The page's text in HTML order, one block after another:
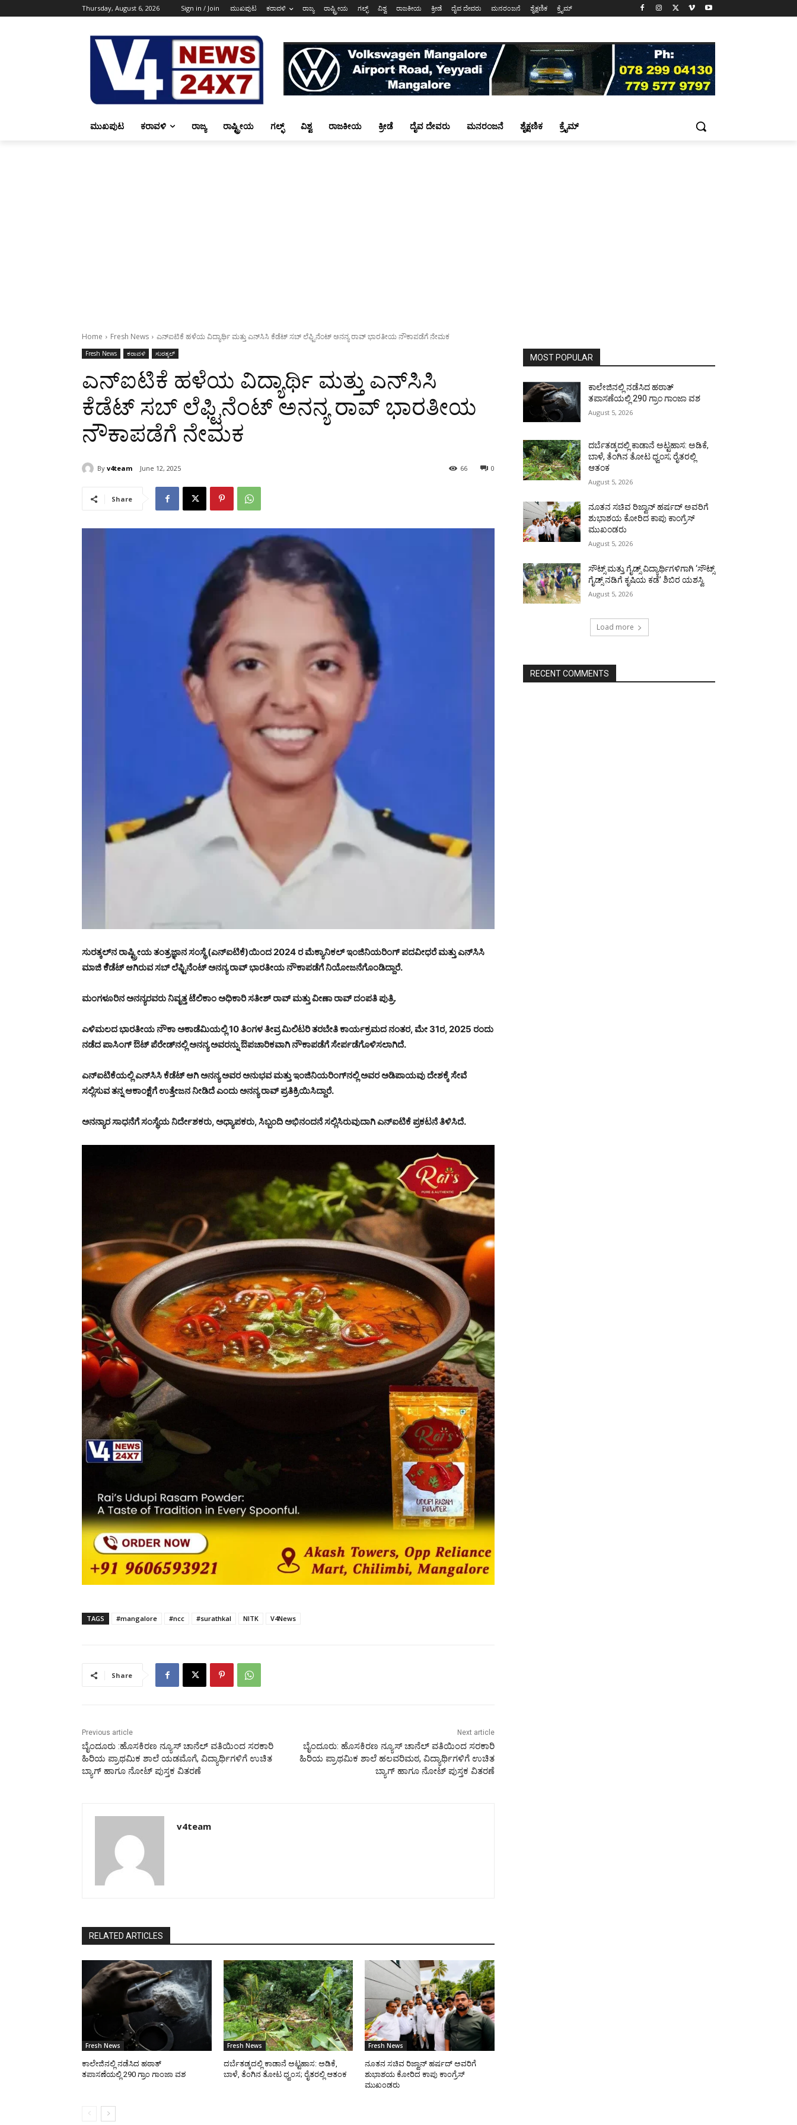
Thursday, August 6, 2026 Sign in / Join ಮುಖಪುಟ ಕರಾವಳಿ ರಾಜ್ಯ ರಾಷ್ಟ್ರೀಯ ಗಲ್ಫ್ ವಿಶ್ವ ರಾಜಕೀಯ ಕ್ರೀಡೆ ದೈವ ದೇವರು ಮನರಂಜನೆ ಶೈಕ್ಷಣಿಕ ಕ್ರೈಮ್
ಮುಖಪುಟ ಕರಾವಳಿ ರಾಜ್ಯ ರಾಷ್ಟ್ರೀಯ ಗಲ್ಫ್ ವಿಶ್ವ ರಾಜಕೀಯ ಕ್ರೀಡೆ ದೈವ ದೇವರು ಮನರಂಜನೆ ಶೈಕ್ಷಣಿಕ ಕ್ರೈಮ್
Home Fresh News ಎನ್‌ಐಟಿಕೆ ಹಳೆಯ ವಿದ್ಯಾರ್ಥಿ ಮತ್ತು ಎನ್‌ಸಿಸಿ ಕೆಡೆಟ್ ಸಬ್ ಲೆಫ್ಟಿನೆಂಟ್ ಅನನ್ಯ ರಾವ್ ಭಾರತೀಯ ನೌಕಾಪಡೆಗೆ ನೇಮಕ
Fresh News ಕರಾವಳಿ ಸುರತ್ಕಲ್
ಎನ್‌ಐಟಿಕೆ ಹಳೆಯ ವಿದ್ಯಾರ್ಥಿ ಮತ್ತು ಎನ್‌ಸಿಸಿ
ಕೆಡೆಟ್ ಸಬ್ ಲೆಫ್ಟಿನೆಂಟ್ ಅನನ್ಯ ರಾವ್ ಭಾರತೀಯ
ನೌಕಾಪಡೆಗೆ ನೇಮಕ
By v4team June 12, 2025 0
66
Share
ಸುರತ್ಕಲ್‌ನ ರಾಷ್ಟ್ರೀಯ ತಂತ್ರಜ್ಞಾನ ಸಂಸ್ಥೆ (ಎನ್‌ಐಟಿಕೆ)ಯಿಂದ 2024 ರ ಮೆಕ್ಯಾನಿಕಲ್ ಇಂಜಿನಿಯರಿಂಗ್ ಪದವೀಧರೆ ಮತ್ತು ಎನ್‌ಸಿಸಿ
ಮಾಜಿ ಕೆೆಡೆಟ್ ಆಗಿರುವ ಸಬ್ ಲೆಫ್ಟಿನೆಂಟ್ ಅನನ್ಯ ರಾವ್ ಭಾರತೀಯ ನೌಕಾಪಡೆಗೆ ನಿಯೋಜನೆಗೊಂಡಿದ್ದಾರೆ.
ಮಂಗಳೂರಿನ ಅನನ್ಯರವರು ನಿವೃತ್ತ ಟೆಲಿಕಾಂ ಅಧಿಕಾರಿ ಸತೀಶ್ ರಾವ್ ಮತ್ತು ವೀಣಾ ರಾವ್ ದಂಪತಿ ಪುತ್ರಿ.
ಎಳಿಮಲದ ಭಾರತೀಯ ನೌಕಾ ಅಕಾಡೆಮಿಯಲ್ಲಿ 10 ತಿಂಗಳ ತೀವ್ರ ಮಿಲಿಟರಿ ತರಬೇತಿ ಕಾರ್ಯಕ್ರಮದ ನಂತರ, ಮೇ 31ರ, 2025 ರಂದು
ನಡೆದ ಪಾಸಿಂಗ್ ಔಟ್ ಪೆರೇಡ್‌ನಲ್ಲಿ ಅನನ್ಯ ಅವರನ್ನು ಔಪಚಾರಿಕವಾಗಿ ನೌಕಾಪಡೆಗೆ ಸೇರ್ಪಡೆಗೊಳಿಸಲಾಗಿದೆ.
ಎನ್‌ಐಟಿಕೆಯಲ್ಲಿ ಎನ್‌ಸಿಸಿ ಕೆಡೆಟ್ ಆಗಿ ಅನನ್ಯ ಅವರ ಅನುಭವ ಮತ್ತು ಇಂಜಿನಿಯರಿಂಗ್‌ನಲ್ಲಿ ಅವರ ಅಡಿಪಾಯವು ದೇಶಕ್ಕೆ ಸೇವೆ
ಸಲ್ಲಿಸುವ ತನ್ನ ಆಕಾಂಕ್ಷೆಗೆ ಉತ್ತೇಜನ ನೀಡಿದೆ ಎಂದು ಅನನ್ಯ ರಾವ್ ಪ್ರತಿಕ್ರಿಯಿಸಿದ್ದಾರೆ.
ಅನನ್ಯಾರ ಸಾಧನೆಗೆ ಸಂಸ್ಥೆಯ ನಿರ್ದೇಶಕರು, ಅಧ್ಯಾಪಕರು, ಸಿಬ್ಬಂದಿ ಅಭಿನಂದನೆ ಸಲ್ಲಿಸಿರುವುದಾಗಿ ಎನ್‌ಐಟಿಕೆ ಪ್ರಕಟನೆ ತಿಳಿಸಿದೆ.
TAGS #mangalore #ncc #surathkal NITK V4News
Share
Previous article
ಬೈಂದೂರು :ಹೊಸಕಿರಣ ನ್ಯೂಸ್ ಚಾನೆಲ್ ವತಿಯಿಂದ ಸರಕಾರಿ
ಹಿರಿಯ ಪ್ರಾಥಮಿಕ ಶಾಲೆ ಯಡಮೊಗೆ, ವಿದ್ಯಾರ್ಥಿಗಳಿಗೆ ಉಚಿತ
ಬ್ಯಾಗ್ ಹಾಗೂ ನೋಟ್ ಪುಸ್ತಕ ವಿತರಣೆ
Next article
ಬೈಂದೂರು: ಹೊಸಕಿರಣ ನ್ಯೂಸ್ ಚಾನೆಲ್ ವತಿಯಿಂದ ಸರಕಾರಿ
ಹಿರಿಯ ಪ್ರಾಥಮಿಕ ಶಾಲೆ ಹಲವರಿಮಠ, ವಿದ್ಯಾರ್ಥಿಗಳಿಗೆ ಉಚಿತ
ಬ್ಯಾಗ್ ಹಾಗೂ ನೋಟ್ ಪುಸ್ತಕ ವಿತರಣೆ
v4team
RELATED ARTICLES
Fresh News
ಕಾಲೇಜಿನಲ್ಲಿ ನಡೆಸಿದ ಹಠಾತ್
ತಪಾಸಣೆಯಲ್ಲಿ 290 ಗ್ರಾಂ ಗಾಂಜಾ ವಶ
Fresh News
ದರ್ಬೆತಡ್ಕದಲ್ಲಿ ಕಾಡಾನೆ ಅಟ್ಟಹಾಸ: ಅಡಿಕೆ,
ಬಾಳೆ, ತೆಂಗಿನ ತೋಟ ಧ್ವಂಸ; ರೈತರಲ್ಲಿ ಆತಂಕ
Fresh News
ನೂತನ ಸಚಿವ ರಿಜ್ವಾನ್ ಹರ್ಷದ್ ಅವರಿಗೆ
ಶುಭಾಶಯ ಕೋರಿದ ಕಾಪು ಕಾಂಗ್ರೆಸ್
ಮುಖಂಡರು
MOST POPULAR
ಕಾಲೇಜಿನಲ್ಲಿ ನಡೆಸಿದ ಹಠಾತ್
ತಪಾಸಣೆಯಲ್ಲಿ 290 ಗ್ರಾಂ ಗಾಂಜಾ ವಶ
August 5, 2026
ದರ್ಬೆತಡ್ಕದಲ್ಲಿ ಕಾಡಾನೆ ಅಟ್ಟಹಾಸ: ಅಡಿಕೆ,
ಬಾಳೆ, ತೆಂಗಿನ ತೋಟ ಧ್ವಂಸ; ರೈತರಲ್ಲಿ
ಆತಂಕ
August 5, 2026
ನೂತನ ಸಚಿವ ರಿಜ್ವಾನ್ ಹರ್ಷದ್ ಅವರಿಗೆ
ಶುಭಾಶಯ ಕೋರಿದ ಕಾಪು ಕಾಂಗ್ರೆಸ್
ಮುಖಂಡರು
August 5, 2026
ಸೌಟ್ಸ್ ಮತ್ತು ಗೈಡ್ಸ್ ವಿದ್ಯಾರ್ಥಿಗಳಿಗಾಗಿ ‘ಸೌಟ್ಸ್
ಗೈಡ್ಸ್ ನಡಿಗೆ ಕೃಷಿಯ ಕಡೆ’ ಶಿಬಿರ ಯಶಸ್ವಿ
August 5, 2026
Load more
RECENT COMMENTS